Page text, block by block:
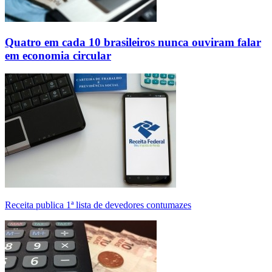
Quatro em cada 10 brasileiros nunca ouviram falar
em economia circular
Receita publica 1ª lista de devedores contumazes